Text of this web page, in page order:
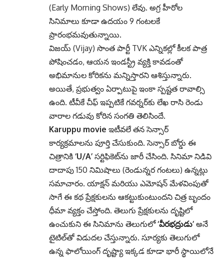
(Early Morning Shows) లేవు. అగ్ర హీరోల
సినిమాలు కూడా ఉదయం 9 గంటలకే
ప్రారంభమవుతున్నాయి.
విజయ్ (Vijay) సొంత పార్టీ TVK ఎన్నికల్లో కీలక పాత్ర
పోషించడం, ఆయన ఇండస్ట్రీ వ్యక్తి కావడంతో
అభిమానుల కోరికను మన్నిస్తారని ఆశిస్తున్నారు.
అయితే, ప్రభుత్వం ఏర్పాటుపై ఇంకా స్పష్టత రావాల్సి
ఉంది. టీవీకే చీఫ్ ఇప్పటికే గవర్నర్‌కు లేఖ రాసి రెండు
వారాల గడువు కోరిన సంగతి తెలిసిందే.
Karuppu movie ఇటీవలే తన సెన్సార్
కార్యక్రమాలను పూర్తి చేసుకుంది. సెన్సార్ బోర్డు ఈ
చిత్రానికి ‘U/A’ సర్టిఫికెట్‌ను జారీ చేసింది. సినిమా నిడివి
దాదాపు 150 నిమిషాలు (రెండున్నర గంటలు) ఉన్నట్లు
సమాచారం. యాక్షన్ మరియు ఎమోషన్ మేళవింపుతో
సాగే ఈ కథ ప్రేక్షకులను ఆకట్టుకుంటుందని చిత్ర బృందం
ధీమా వ్యక్తం చేస్తోంది. తెలుగు ప్రేక్షకులను దృష్టిలో
ఉంచుకుని ఈ సినిమాను తెలుగులో‘వీరభద్రుడు’ అనే
టైటిల్‌తో విడుదల చేస్తున్నారు. సూర్యకు తెలుగులో
ఉన్న ఫాలోయింగ్ దృష్ట్యా ఇక్కడ కూడా భారీ స్థాయిలోనే